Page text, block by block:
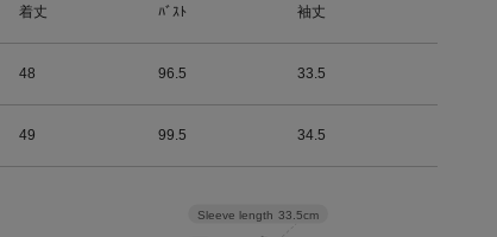
着丈 ﾊﾞｽﾄ 袖丈
48 96.5 33.5
49 99.5 34.5
Sleeve length 33.5cm